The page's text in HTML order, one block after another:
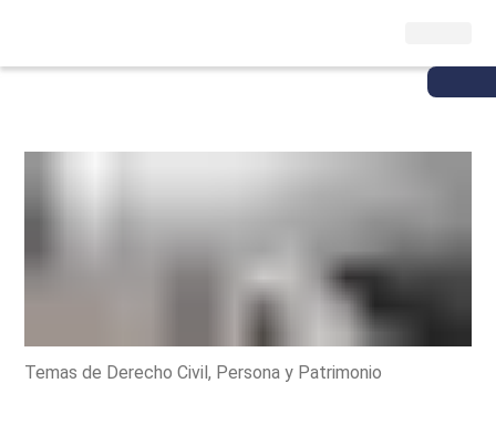
Temas de Derecho Civil, Persona y Patrimonio